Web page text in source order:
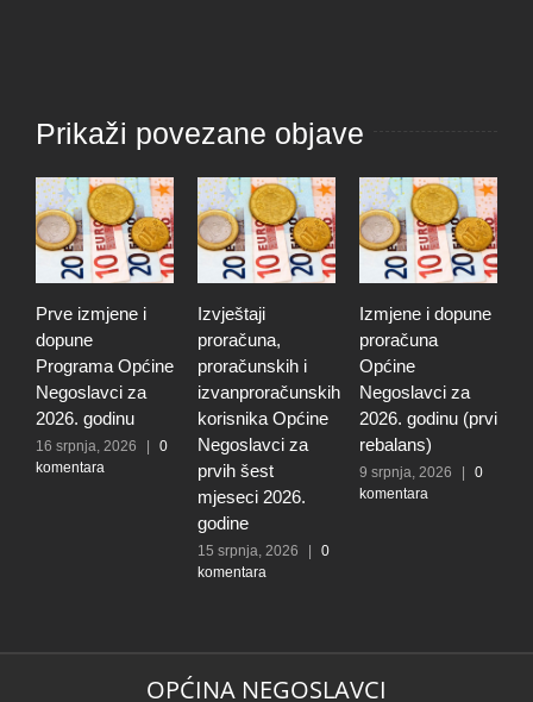
Prikaži povezane objave
Prve izmjene i
dopune
Programa Općine
Negoslavci za
2026. godinu
16 srpnja, 2026
0
komentara
Izvještaji
proračuna,
proračunskih i
izvanproračunskih
korisnika Općine
Negoslavci za
prvih šest
mjeseci 2026.
godine
15 srpnja, 2026
0
komentara
Izmjene i dopune
proračuna
Općine
Negoslavci za
2026. godinu (prvi
rebalans)
9 srpnja, 2026
0
komentara
OPĆINA NEGOSLAVCI